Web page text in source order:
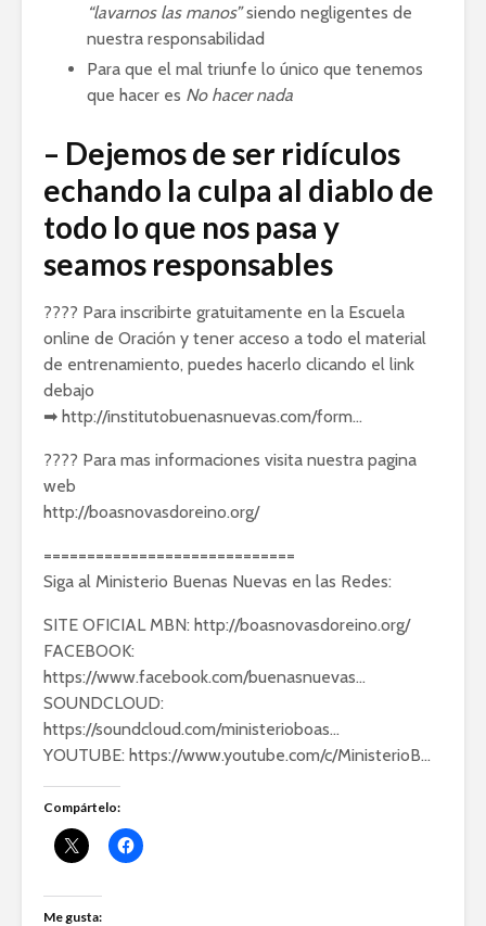
“lavarnos las manos”siendo negligentes de
nuestra responsabilidad
Para que el mal triunfe lo único que tenemos
que hacer es No hacer nada
– Dejemos de ser ridículos
echando la culpa al diablo de
todo lo que nos pasa y
seamos responsables
???? Para inscribirte gratuitamente en la Escuela
online de Oración y tener acceso a todo el material
de entrenamiento, puedes hacerlo clicando el link
debajo
➡ http://institutobuenasnuevas.com/form…
???? Para mas informaciones visita nuestra pagina
web
http://boasnovasdoreino.org/
=============================
Siga al Ministerio Buenas Nuevas en las Redes:
SITE OFICIAL MBN: http://boasnovasdoreino.org/
FACEBOOK:
https://www.facebook.com/buenasnuevas…
SOUNDCLOUD:
https://soundcloud.com/ministerioboas…
YOUTUBE: https://www.youtube.com/c/MinisterioB…
Compártelo:
Me gusta: